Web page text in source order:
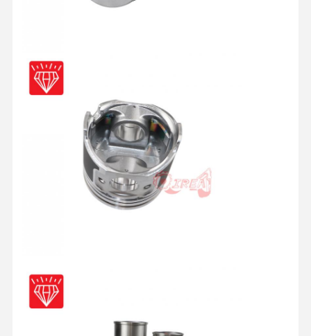
Qualitätskont
Rolle
KOMATSU-Motorteile
Caterpillar-Maschinenteile
Cummins Motorteile
MITSUBISHI Motorteile
EG VOLVO Motorteile